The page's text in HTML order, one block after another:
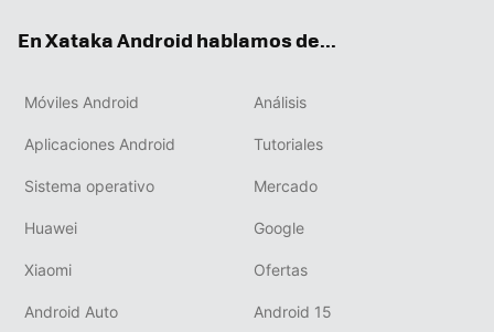
En Xataka Android hablamos de...
Móviles Android Análisis
Aplicaciones Android Tutoriales
Sistema operativo Mercado
Huawei Google
Xiaomi Ofertas
Android Auto Android 15